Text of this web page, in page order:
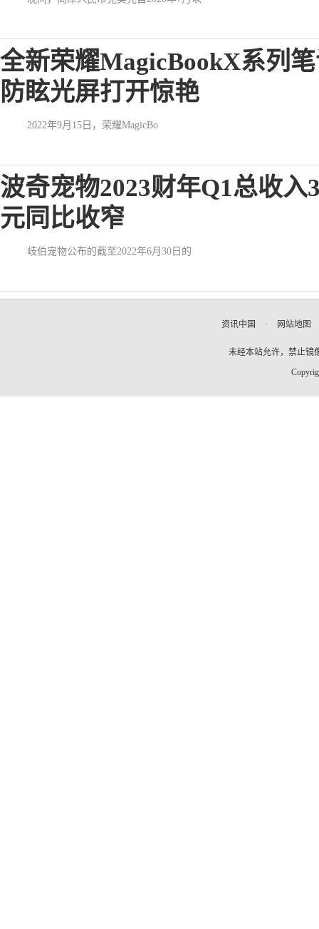
全新荣耀MagicBookX系列
防眩光屏打开惊艳
2022年9月15日，荣耀MagicBo
波奇宠物2023财年Q1总收入
元同比收窄
岐伯宠物公布的截至2022年6月30日的
资讯中国 · 网站地图
未经本站允许，禁止镜